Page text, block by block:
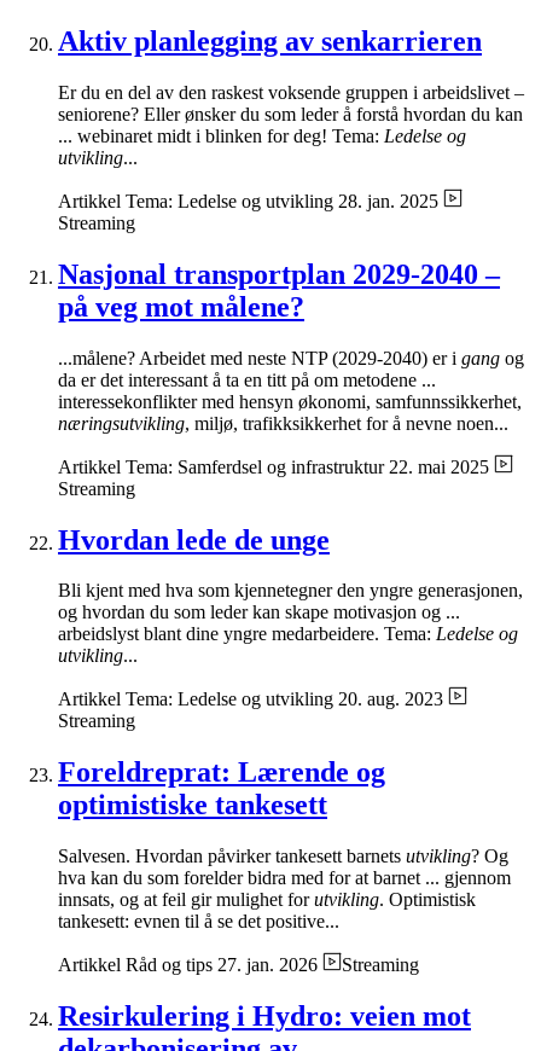
Aktiv planlegging av senkarrieren
Er du en del av den raskest voksende gruppen i arbeidslivet –
seniorene? Eller ønsker du som leder å forstå hvordan du kan
... webinaret midt i blinken for deg! Tema: Ledelse og
utvikling...
Artikkel Tema: Ledelse og utvikling 28. jan. 2025
Streaming
Nasjonal transportplan 2029-2040 –
på veg mot målene?
...målene? Arbeidet med neste NTP (2029-2040) er i gang og
da er det interessant å ta en titt på om metodene ...
interessekonflikter med hensyn økonomi, samfunnssikkerhet,
næringsutvikling, miljø, trafikksikkerhet for å nevne noen...
Artikkel Tema: Samferdsel og infrastruktur 22. mai 2025
Streaming
Hvordan lede de unge
Bli kjent med hva som kjennetegner den yngre generasjonen,
og hvordan du som leder kan skape motivasjon og ...
arbeidslyst blant dine yngre medarbeidere. Tema: Ledelse og
utvikling...
Artikkel Tema: Ledelse og utvikling 20. aug. 2023
Streaming
Foreldreprat: Lærende og
optimistiske tankesett
Salvesen. Hvordan påvirker tankesett barnets utvikling? Og
hva kan du som forelder bidra med for at barnet ... gjennom
innsats, og at feil gir mulighet forutvikling. Optimistisk
tankesett: evnen til å se det positive...
Artikkel Råd og tips 27. jan. 2026 Streaming
Resirkulering i Hydro: veien mot